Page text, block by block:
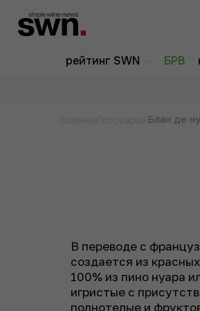
рейтинг SWN БРВ
Блан де
В переводе с
создается из
100% из пино нуара
игристые с
полнотелые и